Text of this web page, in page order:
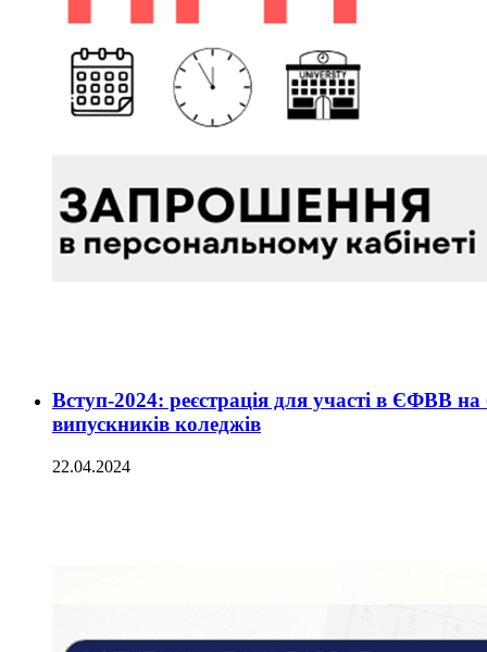
Вступ-2024: реєстрація для участі в ЄФВВ
випускників коледжів
22.04.2024